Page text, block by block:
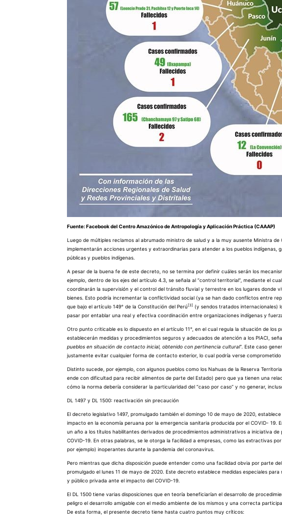
Fuente: Facebook del Centro Amazónico de Antropología y Aplicación Práctica (CAAAP)
Luego de múltiples reclamos al abrumado ministro de salud y a la muy ausente Ministra
implementarán acciones urgentes y extraordinarias para atender a los pueblos
públicas y pueblos indígenas.
A pesar de la buena fe de este decreto, no se termina por definir cuáles serán los
ejemplo, dentro de los ejes del artículo 4.3, se señala al “control territorial”, mediante el
coordinarán la supervisión y el control del tránsito fluvial y terrestre en los lugares donde
bienes. Esto podría incrementar la conflictividad social (ya se han dado conflictos entre
que bajo el artículo 149° de la Constitución del Perú [3]
(y sendos tratados internacionales)
pasar por entablar una real y efectiva coordinación entre organizaciones indígenas y
Otro punto criticable es lo dispuesto en el artículo 11°, en el cual regula la situación de
establecerán medidas y procedimientos seguros y adecuados de atención a los PIACI,
pueblos en situación de contacto inicial, obtenido con pertinencia cultural”. Este caso
justamente evitar cualquier forma de contacto exterior, lo cual podría verse
Distinto sucede, por ejemplo, con algunos pueblos como los Nahuas de la Reserva
ende con dificultad para recibir alimentos de parte del Estado) pero que ya tienen una
cómo la norma debería considerar la particularidad del “caso por caso” y no generar,
DL 1497 y DL 1500: reactivación sin precaución
El decreto legislativo 1497, promulgado también el domingo 10 de mayo de 2020,
impacto en la economía peruana por la emergencia sanitaria producida por el COVID-
un año a los títulos habilitantes derivados de procedimientos administrativos a iniciativa
COVID-19. En otras palabras, se le otorga la facilidad a empresas, como las extractivas
por ejemplo) inoperantes durante la pandemia del coronavirus.
Pero mientras que dicha disposición puede entender como una facilidad obvia por parte
promulgado el lunes 11 de mayo de 2020. Este decreto establece medidas especiales
y público privada ante el impacto del COVID-19.
El DL 1500 tiene varias disposiciones que en teoría beneficiarían el desarrollo de
peligro el desarrollo amigable con el medio ambiente de los mismos y una correcta
De esta forma, el presente decreto tiene hasta cuatro puntos muy críticos: